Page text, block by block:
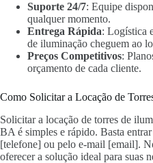
Suporte 24/7: Equipe
qualquer momento.
Entrega Rápida: Logística
de iluminação cheguem ao
Preços Competitivos:
orçamento de cada cliente.
Como Solicitar a Locação de
Solicitar a locação de torres de
BA é simples e rápido. Basta
[telefone] ou pelo e-mail [email].
oferecer a solução ideal para suas